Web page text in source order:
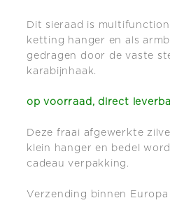
Dit sieraad is
ketting hanger en als
gedragen door de vaste
karabijnhaak.
op voorraad, direct
Deze fraai afgewerkte
klein hanger en bedel
cadeau verpakking.
Verzending binnen